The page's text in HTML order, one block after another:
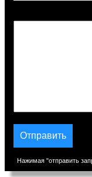
Нажимая "отправить